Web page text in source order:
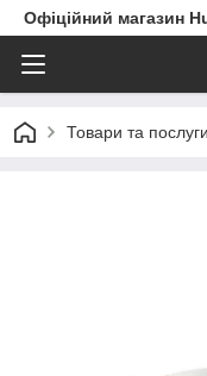
Офіційний магазин
Товари та послуги